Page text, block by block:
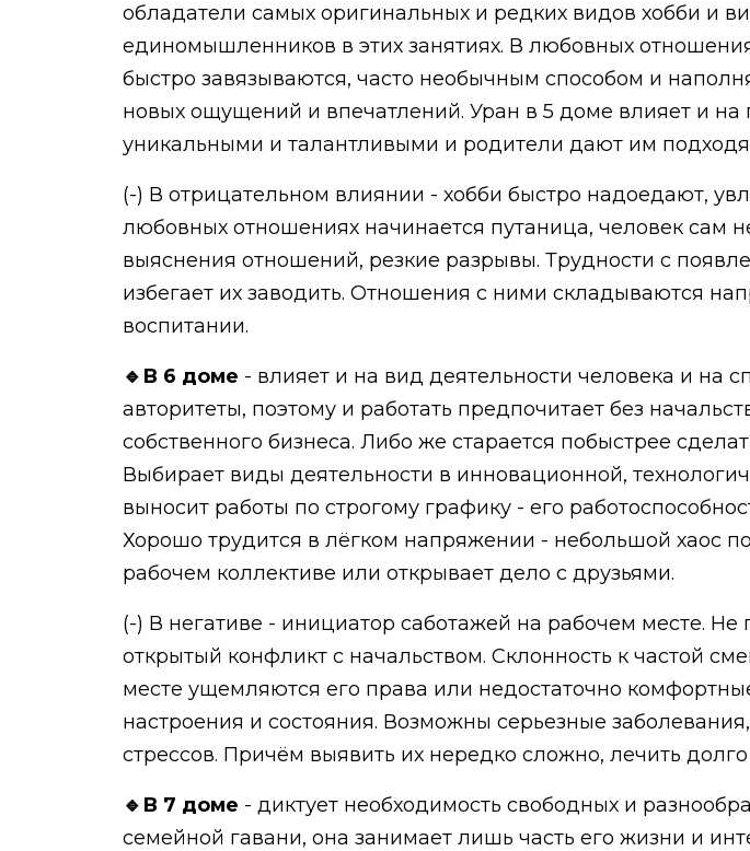
обладатели самых оригинальных и редких видов хобби и
единомышленников в этих занятиях. В любовных
быстро завязываются, часто необычным способом и
новых ощущений и впечатлений. Уран в 5 доме влияет и на
уникальными и талантливыми и родители дают им
(-) В отрицательном влиянии - хобби быстро надоедают,
любовных отношениях начинается путаница, человек сам
выяснения отношений, резкие разрывы. Трудности с
избегает их заводить. Отношения с ними складываются
воспитании.
🔹В 6 доме - влияет и на вид деятельности человека и на
авторитеты, поэтому и работать предпочитает без
собственного бизнеса. Либо же старается побыстрее
Выбирает виды деятельности в инновационной,
выносит работы по строгому графику - его
Хорошо трудится в лёгком напряжении - небольшой хаос
рабочем коллективе или открывает дело с друзьями.
(-) В негативе - инициатор саботажей на рабочем месте. Не
открытый конфликт с начальством. Склонность к частой
месте ущемляются его права или недостаточно
настроения и состояния. Возможны серьезные
стрессов. Причём выявить их нередко сложно, лечить
🔹В 7 доме - диктует необходимость свободных и
семейной гавани, она занимает лишь часть его жизни и